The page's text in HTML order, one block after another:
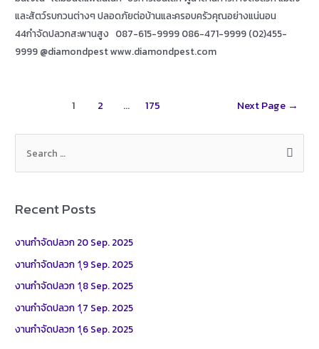
และสัตว์รบกวนต่างๆ ปลอดภัยต่อบ้านและครอบครัวคุณอย่างแน่นอน
44กำจัดปลวกสะพานสูง 087-615-9999 086-471-9999 (02)455-
9999 @diamondpest www.diamondpest.com
1 2 … 175 Next Page →
h
:
Recent Posts
งานกำจัดปลวก 20 Sep. 2025
งานกำจัดปลวก 1ุ9 Sep. 2025
งานกำจัดปลวก 1ุ8 Sep. 2025
งานกำจัดปลวก 1ุ7 Sep. 2025
งานกำจัดปลวก 1ุ6 Sep. 2025